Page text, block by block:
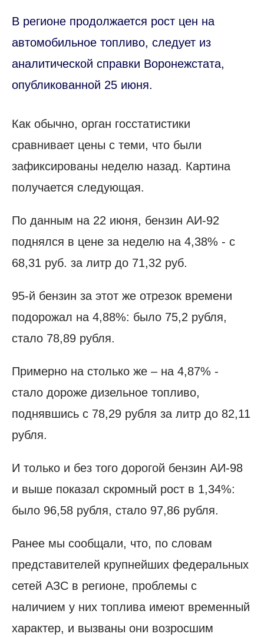
В регионе продолжается рост цен на
автомобильное топливо, следует из
аналитической справки Воронежстата,
опубликованной 25 июня.
Как обычно, орган госстатистики
сравнивает цены с теми, что были
зафиксированы неделю назад. Картина
получается следующая.
По данным на 22 июня, бензин АИ-92
поднялся в цене за неделю на 4,38% - с
68,31 руб. за литр до 71,32 руб.
95-й бензин за этот же отрезок времени
подорожал на 4,88%: было 75,2 рубля,
стало 78,89 рубля.
Примерно на столько же – на 4,87% -
стало дороже дизельное топливо,
поднявшись с 78,29 рубля за литр до 82,11
рубля.
И только и без того дорогой бензин АИ-98
и выше показал скромный рост в 1,34%:
было 96,58 рубля, стало 97,86 рубля.
Ранее мы сообщали, что, по словам
представителей крупнейших федеральных
сетей АЗС в регионе, проблемы с
наличием у них топлива имеют временный
характер, и вызваны они возросшим